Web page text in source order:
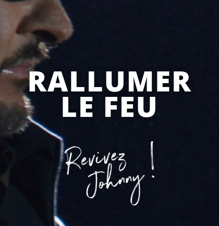
RALLUMER
LE FEU